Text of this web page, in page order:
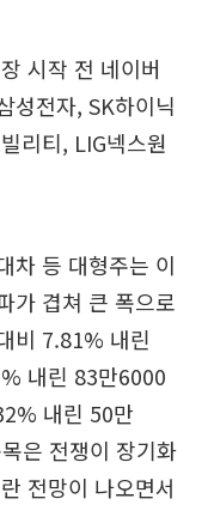
시작 전 네이버
성전자, SK하이닉
리티, LIG넥스원
차 등 대형주는 이
가 겹쳐 큰 폭으로
비 7.81% 내린
내린 83만6000
내린 50만
은 전쟁이 장기화
전망이 나오면서